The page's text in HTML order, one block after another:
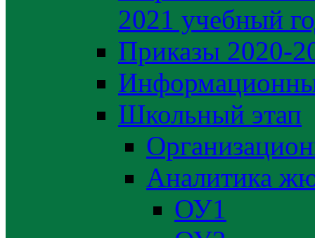
2021 учебный
Приказы 2020-
Школьный этап
Аналитика
ОУ1